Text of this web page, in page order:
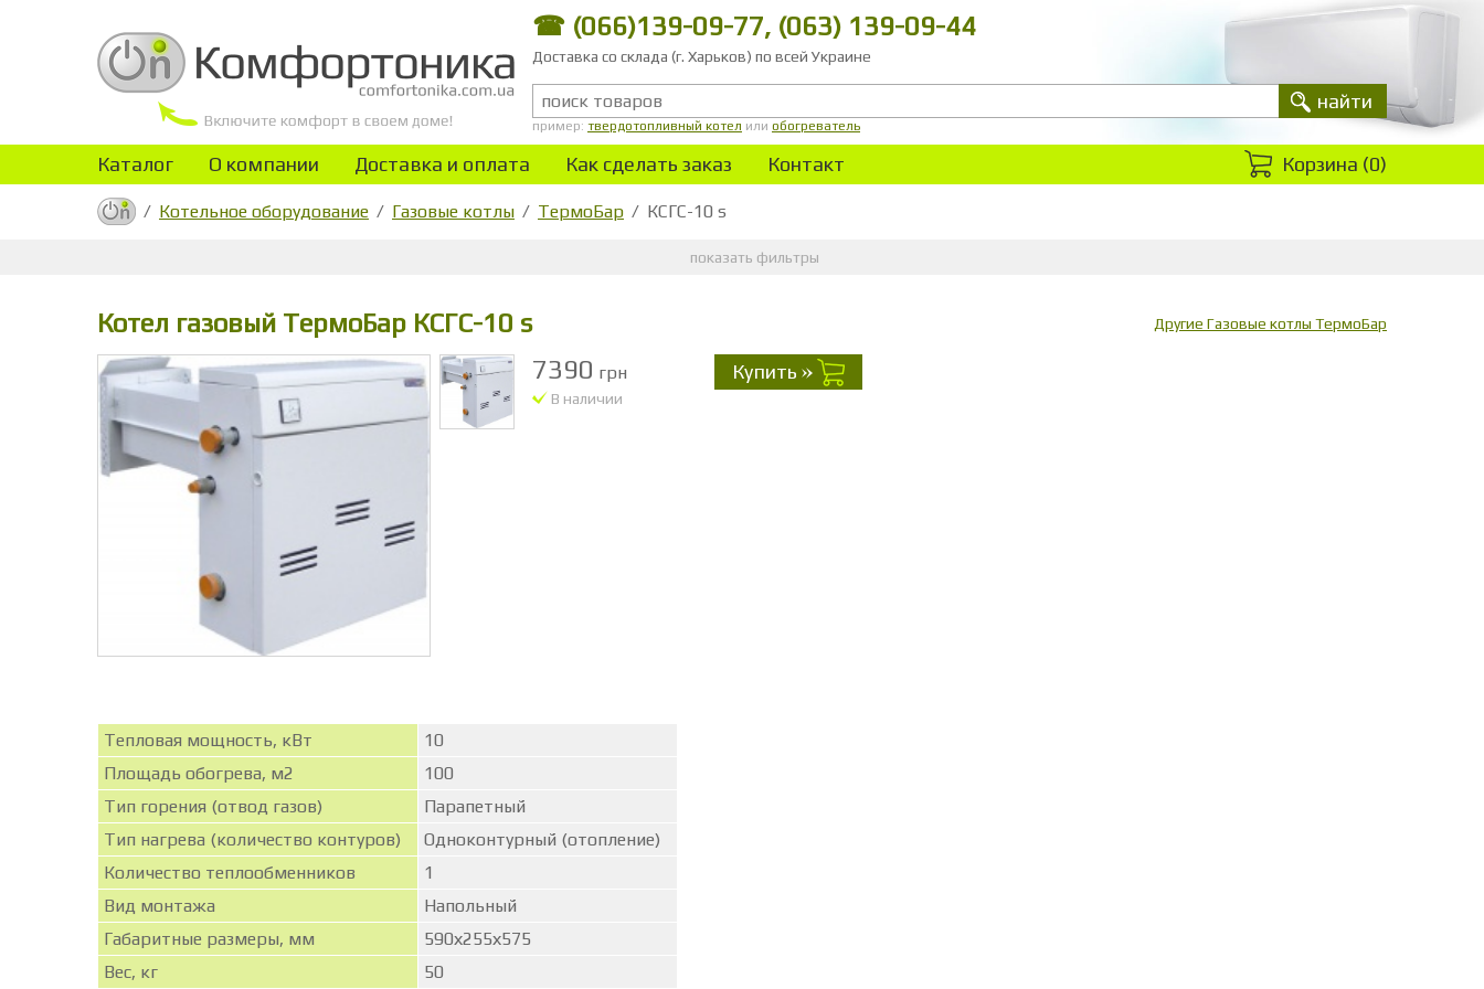
☎ (066)139-09-77, (063) 139-09-44
Доставка со склада (г. Харьков) по всей Украине
пример: твердотопливный котел или обогреватель
Каталог О компании Доставка и оплата Как сделать заказ Контакт Корзина (0)
Котельное оборудование Газовые котлы ТермоБар КСГС-10 s
показать фильтры
Котел газовый ТермоБар КСГС-10 s Другие Газовые котлы ТермоБар
7390 грн
В наличии
Купить
Тепловая мощность, кВт
10
Площадь обогрева, м2
100
Тип горения (отвод газов)
Парапетный
Тип нагрева (количество контуров)
Одноконтурный (отопление)
Количество теплообменников
1
Вид монтажа
Напольный
Габаритные размеры, мм
590х255х575
Вес, кг
50